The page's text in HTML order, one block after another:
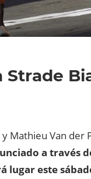
Strade
Mathieu Van der
a través
lugar este